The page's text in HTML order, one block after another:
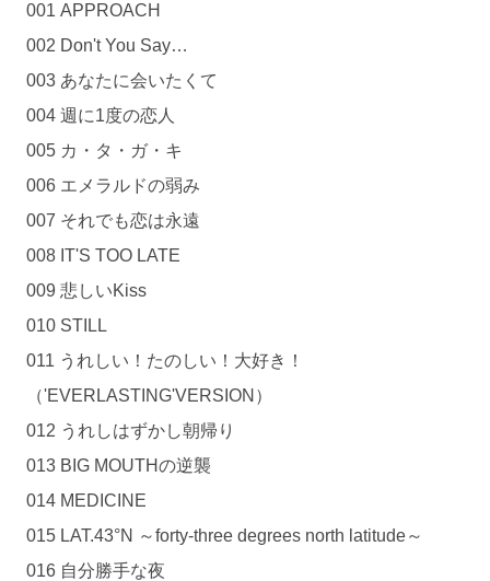
001 APPROACH
002 Don't You Say…
003 あなたに会いたくて
004 週に1度の恋人
005 カ・タ・ガ・キ
006 エメラルドの弱み
007 それでも恋は永遠
008 IT'S TOO LATE
009 悲しいKiss
010 STILL
011 うれしい！たのしい！大好き！
（'EVERLASTING'VERSION）
012 うれしはずかし朝帰り
013 BIG MOUTHの逆襲
014 MEDICINE
015 LAT.43°N ～forty-three degrees north latitude～
016 自分勝手な夜